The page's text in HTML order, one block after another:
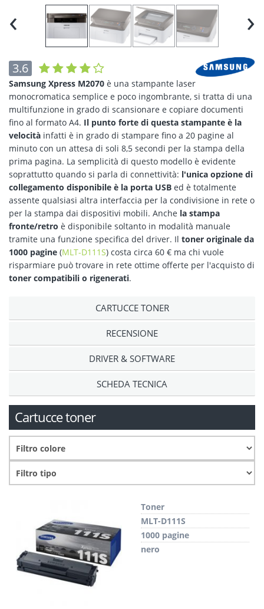
‹ ›
3.6
Samsung Xpress M2070 è una stampante laser
monocromatica semplice e poco ingombrante, si tratta di una
multifunzione in grado di scansionare e copiare documenti
fino al formato A4. Il punto forte di questa stampante è la
velocità infatti è in grado di stampare fino a 20 pagine al
minuto con un attesa di soli 8,5 secondi per la stampa della
prima pagina. La semplicità di questo modello è evidente
soprattutto quando si parla di connettività: l'unica opzione di
collegamento disponibile è la porta USB ed è totalmente
assente qualsiasi altra interfaccia per la condivisione in rete o
per la stampa dai dispositivi mobili. Anche la stampa
fronte/retro è disponibile soltanto in modalità manuale
tramite una funzione specifica del driver. Il toner originale da
1000 pagine (MLT-D111S) costa circa 60 € ma chi vuole
risparmiare può trovare in rete ottime offerte per l'acquisto di
toner compatibili o rigenerati.
CARTUCCE TONER
RECENSIONE
DRIVER & SOFTWARE
SCHEDA TECNICA
Cartucce toner
Toner
MLT-D111S
1000 pagine
nero